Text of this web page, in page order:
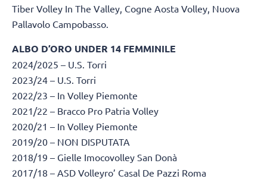
Tiber Volley In The Valley, Cogne Aosta Volley, Nuova
Pallavolo Campobasso.
ALBO D’ORO UNDER 14 FEMMINILE
2024/2025 – U.S. Torri
2023/24 – U.S. Torri
2022/23 – In Volley Piemonte
2021/22 – Bracco Pro Patria Volley
2020/21 – In Volley Piemonte
2019/20 – NON DISPUTATA
2018/19 – Gielle Imocovolley San Donà
2017/18 – ASD Volleyro’ Casal De Pazzi Roma